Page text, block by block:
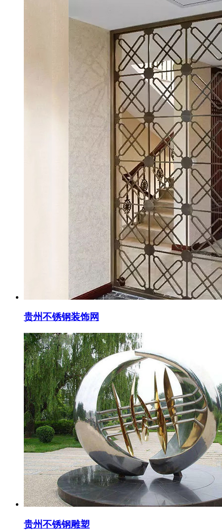
贵州不锈钢装饰网
贵州不锈钢雕塑